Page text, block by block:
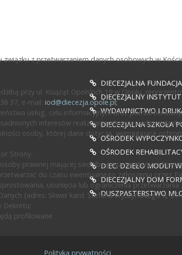
DIECEZJALNA
DIECEZJALNY
WYDAWNICTWO I
DIECEZJALNA SZKOŁA
OŚRODEK
OŚRODEK
DIEC. DZIEŁO
DIECEZJALNY DOM
DUSZPASTERSTWO
z przetwarzaniem danych osobowych w
przy ul. Książąt Opolskich 19 w Opolu,
37, e-mail: iod@diecezja.opole.pl;
usług, celu informacyjnym oraz pomiarów
interesów realizowanych przez
osoby, której dane dotyczą, wymagające
Strony.
prawnej mającej siedzibę poza terytorium
do czasu ewentualnego zgłoszenia przez
usunięcia lub ograniczenia
(adres: Skwer kard. Stefana Wyszyńskiego 6,
Dekretu;
profilowane.
Polityka prywatności